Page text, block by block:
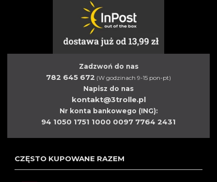
Zadzwoń do nas
782 645 672 (W godzinach 9-15 pon-pt)
Napisz do nas
kontakt@3trolle.pl
Nr konta bankowego (ING):
94 1050 1751 1000 0097 7764 2431
CZĘSTO KUPOWANE RAZEM